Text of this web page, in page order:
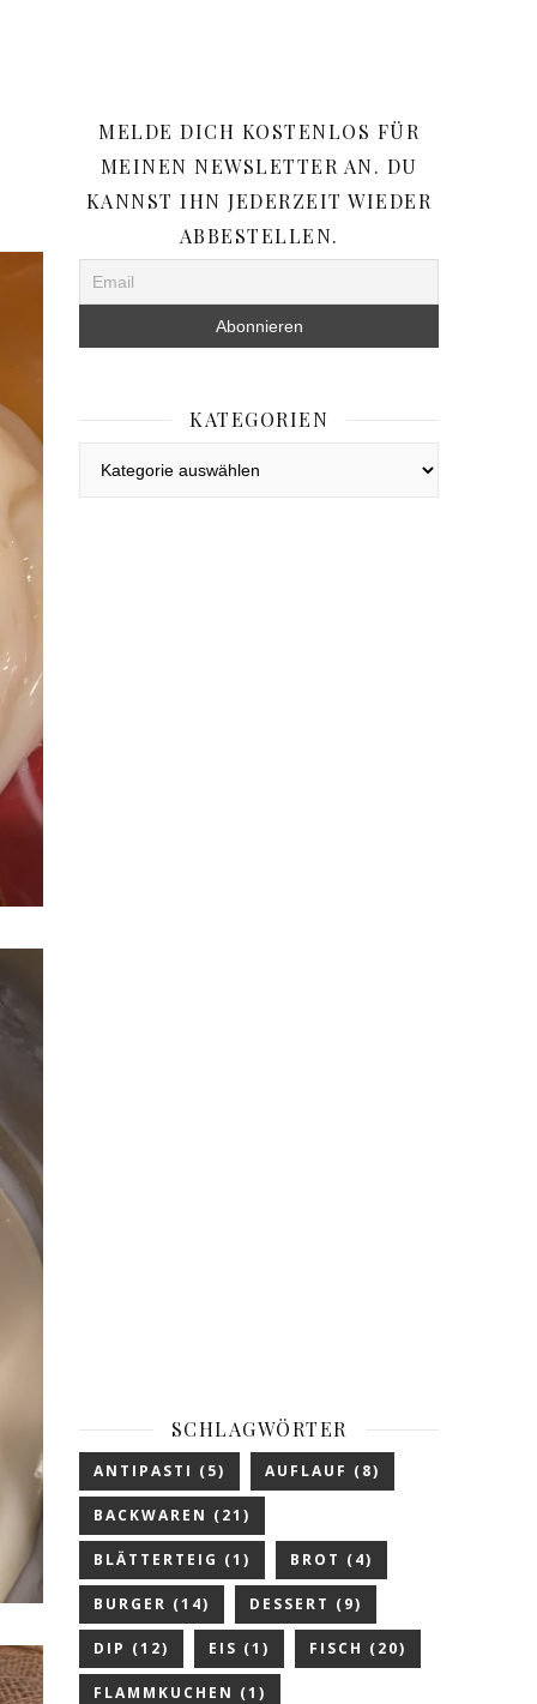
MELDE DICH KOSTENLOS FÜR
MEINEN NEWSLETTER AN. DU
KANNST IHN JEDERZEIT WIEDER
ABBESTELLEN.
KATEGORIEN
SCHLAGWÖRTER
ANTIPASTI (5) AUFLAUF (8)
BACKWAREN (21)
BLÄTTERTEIG (1) BROT (4)
BURGER (14) DESSERT (9)
DIP (12) EIS (1) FISCH (20)
FLAMMKUCHEN (1)